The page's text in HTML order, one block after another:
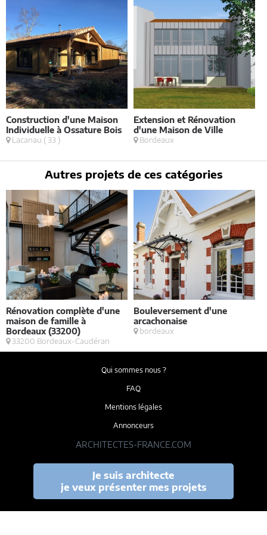
Construction d'une Maison
Individuelle à Ossature Bois
Lacanau ( 33 )
Extension et Rénovation
d'une Maison de Ville
Bordeaux
Autres projets de ces catégories
Rénovation complète d'une
maison de famille à
Bordeaux (33200)
33200 Bordeaux-Caudéran
Bouleversement d'une
arcachonaise
bordeaux
Qui sommes nous ?
FAQ
Mentions légales
Annonceurs
ARCHITECTES-FRANCE.COM
Je suis architecte
je veux présenter mes projets